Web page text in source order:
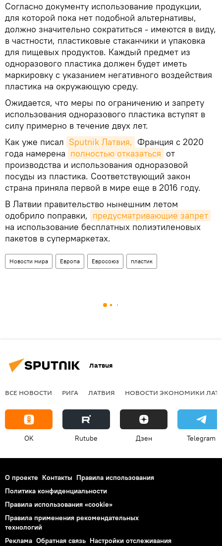
Согласно документу использование продукции,
для которой пока нет подобной альтернативы,
должно значительно сократиться - имеются в виду,
в частности, пластиковые стаканчики и упаковка
для пищевых продуктов. Каждый предмет из
одноразового пластика должен будет иметь
маркировку с указанием негативного воздействия
пластика на окружающую среду.
Ожидается, что меры по ограничению и запрету
использования одноразового пластика вступят в
силу примерно в течение двух лет.
Как уже писал Sputnik Латвия, Франция с 2020
года намерена полностью отказаться от
производства и использования одноразовой
посуды из пластика. Соответствующий закон
страна приняла первой в мире еще в 2016 году.
В Латвии правительство нынешним летом
одобрило поправки, предусматривающие запрет
на использование бесплатных полиэтиленовых
пакетов в супермаркетах.
Новости мира Европа Евросоюз пластик
Латвия
ВСЕ НОВОСТИ РИГА ЛАТВИЯ НОВОСТИ ЭКОНОМИКИ
OK Rutube Дзен Telegram
О проекте Контакты Правила использования
Политика конфиденциальности
Правила использования «cookie»
Правила применения рекомендательных
технологий
Реклама Обратная связь Настройки отслеживания